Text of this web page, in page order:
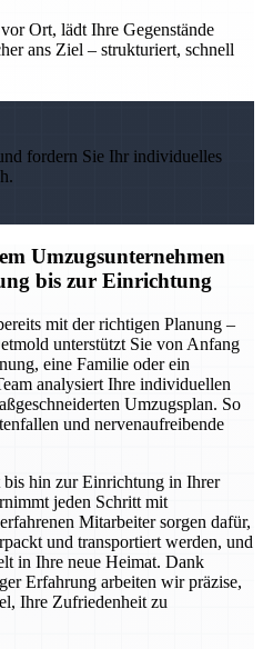
Ort, lädt Ihre Gegenstände
ans Ziel – strukturiert, schnell
fordern Sie Ihr individuelles
Umzugsunternehmen
bis zur Einrichtung
mit der richtigen Planung –
unterstützt Sie von Anfang
eine Familie oder ein
analysiert Ihre individuellen
Umzugsplan. So
und nervenaufreibende
bis hin zur Einrichtung in Ihrer
jeden Schritt mit
Mitarbeiter sorgen dafür,
und transportiert werden, und
in Ihre neue Heimat. Dank
Erfahrung arbeiten wir präzise,
Ihre Zufriedenheit zu